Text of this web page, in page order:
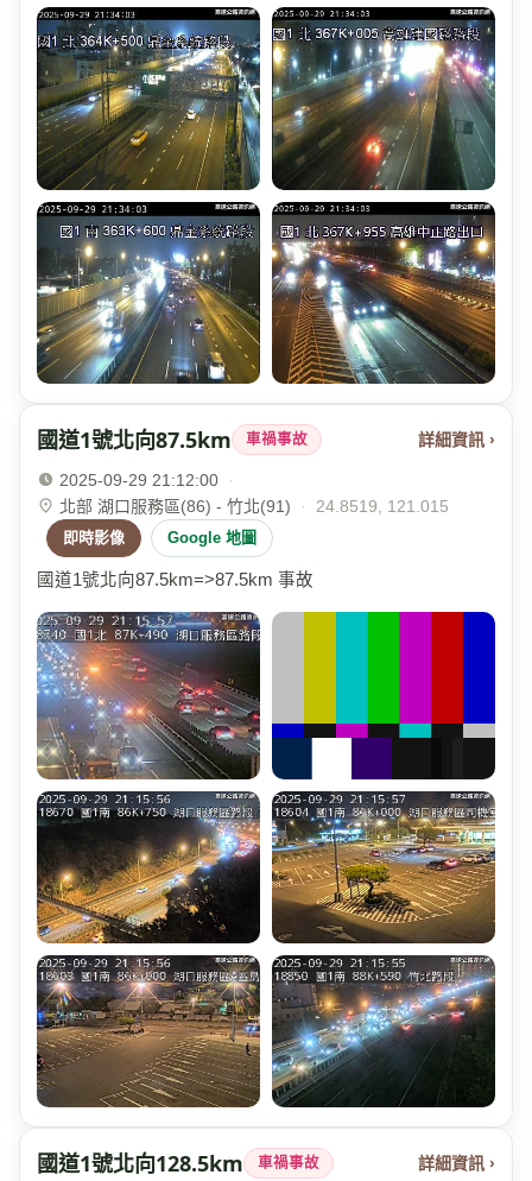
國道1號北向87.5km 車禍事故 詳細資訊 ›
2025-09-29 21:12:00
·
北部 湖口服務區(86) - 竹北(91)
· 24.8519, 121.015
即時影像 Google 地圖
國道1號北向87.5km=>87.5km 事故
國道1號北向128.5km 車禍事故 詳細資訊 ›